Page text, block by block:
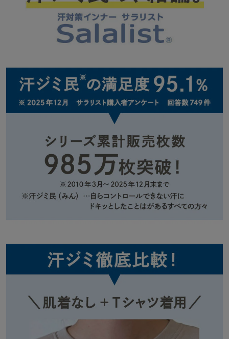
クもなし
―デザイン・スタイリング―
・気になる脇汗をカバーして、猛暑日も快適に
#冷感インナー
#夏インナー
◆Salalist（サラリスト）
みをケアし、快適に過ごせるよう開発したベルメゾンオリジナルの
汗対策インナーブランドです。
「サラリスト（Salalistを含む）」「大汗さん」は、株式会社千趣会
の登録商標です。
6/29(月)放送の『おはよう朝日です』にてサラリストが紹介されま